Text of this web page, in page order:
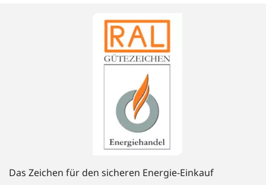
Das Zeichen für den sicheren Energie-Einkauf